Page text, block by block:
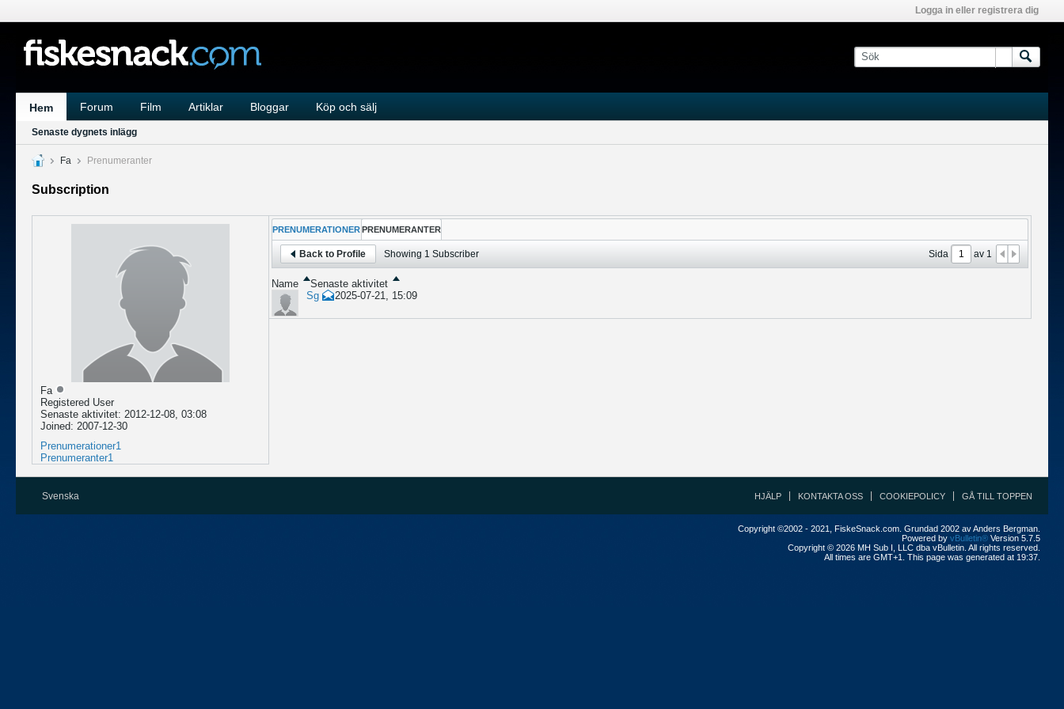
Logga in eller registrera dig
Hem Forum Film Artiklar Bloggar Köp och sälj
Senaste dygnets inlägg
Fa Prenumeranter
Subscription
Fa
Registered User
Senaste aktivitet: 2012-12-08, 03:08
Joined: 2007-12-30
Prenumerationer1
Prenumeranter1
PRENUMERATIONER PRENUMERANTER
Back to Profile Showing 1 Subscriber Sida av 1
Name
Senaste aktivitet
Sg
2025-07-21, 15:09
Svenska HJÄLP KONTAKTA OSS COOKIEPOLICY GÅ TILL TOPPEN
Copyright ©2002 - 2021, FiskeSnack.com. Grundad 2002 av Anders Bergman.
Powered by vBulletin® Version 5.7.5
Copyright © 2026 MH Sub I, LLC dba vBulletin. All rights reserved.
All times are GMT+1. This page was generated at 19:37.